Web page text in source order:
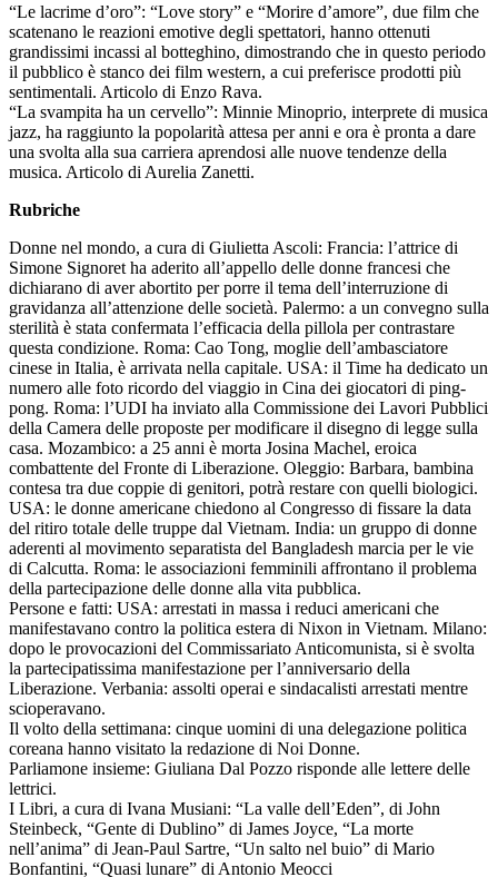
“Le lacrime d’oro”: “Love story” e “Morire d’amore”, due film che
scatenano le reazioni emotive degli spettatori, hanno ottenuti
grandissimi incassi al botteghino, dimostrando che in questo periodo
il pubblico è stanco dei film western, a cui preferisce prodotti più
sentimentali. Articolo di Enzo Rava.
“La svampita ha un cervello”: Minnie Minoprio, interprete di musica
jazz, ha raggiunto la popolarità attesa per anni e ora è pronta a dare
una svolta alla sua carriera aprendosi alle nuove tendenze della
musica. Articolo di Aurelia Zanetti.
Rubriche
Donne nel mondo, a cura di Giulietta Ascoli: Francia: l’attrice di
Simone Signoret ha aderito all’appello delle donne francesi che
dichiarano di aver abortito per porre il tema dell’interruzione di
gravidanza all’attenzione delle società. Palermo: a un convegno sulla
sterilità è stata confermata l’efficacia della pillola per contrastare
questa condizione. Roma: Cao Tong, moglie dell’ambasciatore
cinese in Italia, è arrivata nella capitale. USA: il Time ha dedicato un
numero alle foto ricordo del viaggio in Cina dei giocatori di ping-
pong. Roma: l’UDI ha inviato alla Commissione dei Lavori Pubblici
della Camera delle proposte per modificare il disegno di legge sulla
casa. Mozambico: a 25 anni è morta Josina Machel, eroica
combattente del Fronte di Liberazione. Oleggio: Barbara, bambina
contesa tra due coppie di genitori, potrà restare con quelli biologici.
USA: le donne americane chiedono al Congresso di fissare la data
del ritiro totale delle truppe dal Vietnam. India: un gruppo di donne
aderenti al movimento separatista del Bangladesh marcia per le vie
di Calcutta. Roma: le associazioni femminili affrontano il problema
della partecipazione delle donne alla vita pubblica.
Persone e fatti: USA: arrestati in massa i reduci americani che
manifestavano contro la politica estera di Nixon in Vietnam. Milano:
dopo le provocazioni del Commissariato Anticomunista, si è svolta
la partecipatissima manifestazione per l’anniversario della
Liberazione. Verbania: assolti operai e sindacalisti arrestati mentre
scioperavano.
Il volto della settimana: cinque uomini di una delegazione politica
coreana hanno visitato la redazione di Noi Donne.
Parliamone insieme: Giuliana Dal Pozzo risponde alle lettere delle
lettrici.
I Libri, a cura di Ivana Musiani: “La valle dell’Eden”, di John
Steinbeck, “Gente di Dublino” di James Joyce, “La morte
nell’anima” di Jean-Paul Sartre, “Un salto nel buio” di Mario
Bonfantini, “Quasi lunare” di Antonio Meocci